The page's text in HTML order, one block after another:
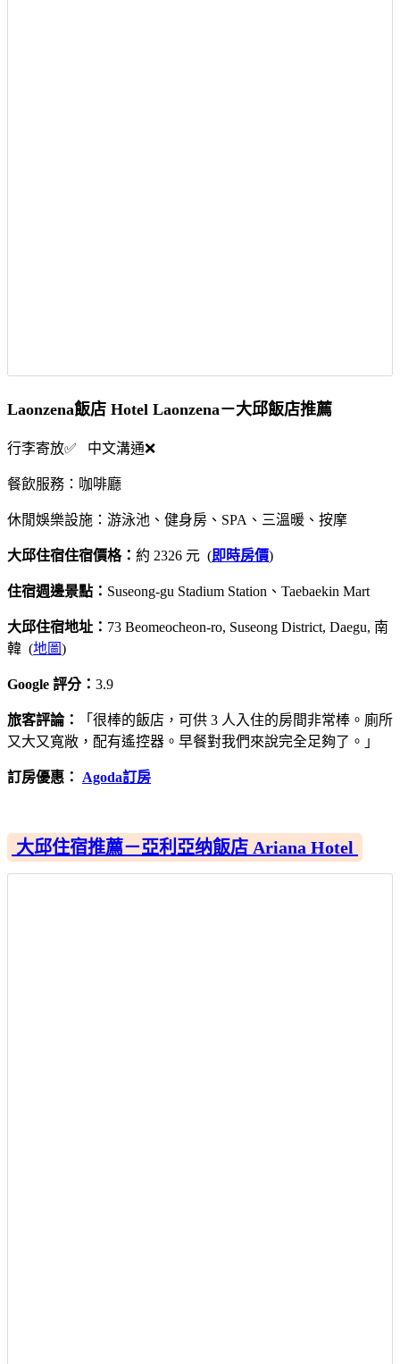
Laonzena飯店 Hotel Laonzena－大邱飯店推薦
行李寄放✅ 中文溝通❌
餐飲服務：咖啡廳
休閒娛樂設施：游泳池、健身房、SPA、三溫暖、按摩
大邱住宿住宿價格： 約 2326 元 (即時房價)
住宿週邊景點： Suseong-gu Stadium Station、Taebaekin Mart
大邱住宿地址： 73 Beomeocheon-ro, Suseong District, Daegu, 南
韓 (地圖)
Google 評分： 3.9
旅客評論：
「很棒的飯店，可供 3 人入住的房間非常棒。廁所
又大又寬敞，配有遙控器。早餐對我們來說完全足夠了。」
訂房優惠： Agoda訂房
大邱住宿推薦－亞利亞纳飯店 Ariana Hotel